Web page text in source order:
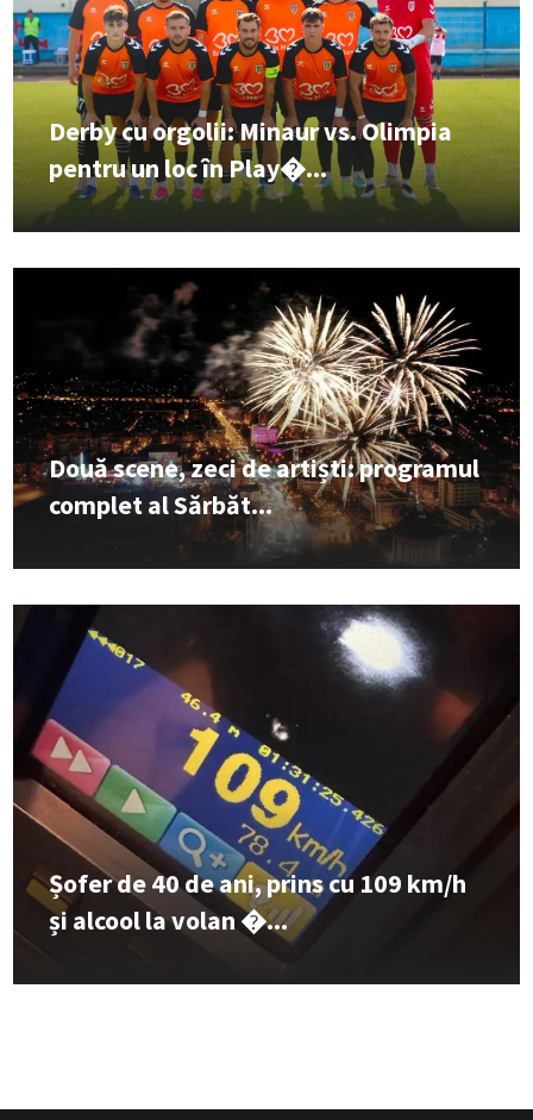
Derby cu orgolii: Minaur vs. Olimpia
pentru un loc în Play�...
Două scene, zeci de artiști: programul
complet al Sărbăt...
Șofer de 40 de ani, prins cu 109 km/h
și alcool la volan �...